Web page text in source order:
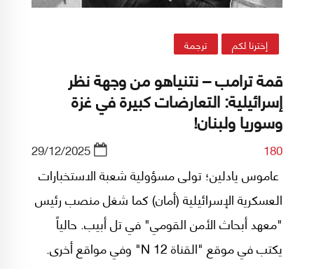
إخترنا لكم ترجمة
قمة ترامب – نتنياهو من وجهة نظر
إسرائيلية: التعارضات كبيرة في غزة
وسوريا ولبنان!
180
29/12/2025
عاموس يادلين؛ تولى مسؤولية شعبة الاستخبارات
العسكرية الإسرائيلية (أمان) كما شغل منصب رئيس
"معهد أبحاث الأمن القومي" في تل أبيب. حالياً
يكتب في موقع "القناة N 12" وفي مواقع أخرى.